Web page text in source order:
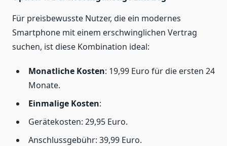
Für preisbewusste Nutzer, die ein modernes
Smartphone mit einem erschwinglichen Vertrag
suchen, ist diese Kombination ideal:
Monatliche Kosten: 19,99 Euro für die ersten 24
Monate.
Einmalige Kosten:
Gerätekosten: 29,95 Euro.
Anschlussgebühr: 39,99 Euro.